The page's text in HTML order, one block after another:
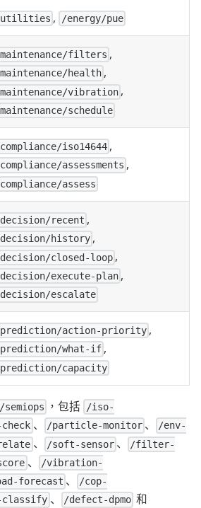
, /energy/pue
filters ,
health ,
vibration ,
schedule
iso14644 ,
assessments ,
assess
recent ,
history ,
closed-loop ,
execute-plan ,
escalate
action-priority ,
what-if ,
capacity
，包括
/iso-
、 /particle-monitor 、
/env-
、 /soft-sensor、
/filter-
、
/vibration-
forecast 、
/cop-
classify 、 /defect-dpmo 和